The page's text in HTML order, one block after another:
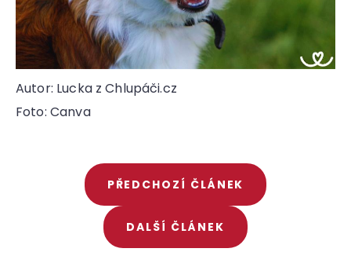
Autor: Lucka z Chlupáči.cz
Foto: Canva
PŘEDCHOZÍ ČLÁNEK
DALŠÍ ČLÁNEK